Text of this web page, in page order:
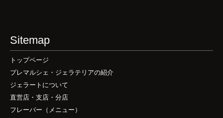
Sitemap
トップページ
プレマルシェ・ジェラテリアの紹介
ジェラートについて
直営店・支店・分店
フレーバー（メニュー）